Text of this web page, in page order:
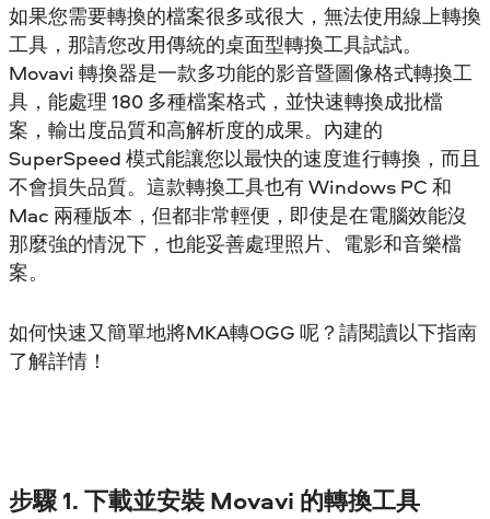
如果您需要轉換的檔案很多或很大，無法使用線上轉換
工具，那請您改用傳統的桌面型轉換工具試試。
Movavi 轉換器是一款多功能的影音暨圖像格式轉換工
具，能處理 180 多種檔案格式，並快速轉換成批檔
案，輸出度品質和高解析度的成果。內建的
SuperSpeed 模式能讓您以最快的速度進行轉換，而且
不會損失品質。這款轉換工具也有 Windows PC 和
Mac 兩種版本，但都非常輕便，即使是在電腦效能沒
那麼強的情況下，也能妥善處理照片、電影和音樂檔
案。
如何快速又簡單地將MKA轉OGG 呢？請閱讀以下指南
了解詳情！
步驟 1. 下載並安裝 Movavi 的轉換工具